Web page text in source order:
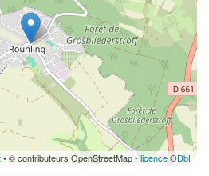
• © contributeurs OpenStreetMap -licence ODbL